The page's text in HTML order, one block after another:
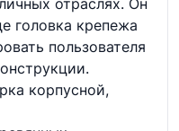
отраслях. Он
головка крепежа
пользователя
корпусной,